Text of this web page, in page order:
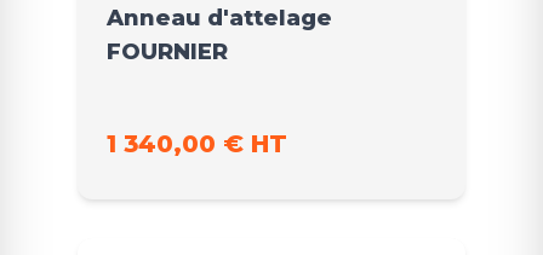
Anneau d'attelage
FOURNIER
1 340,00 € HT